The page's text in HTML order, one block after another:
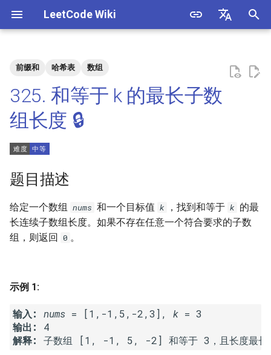
LeetCode Wiki
在
始
化
搜
索
擎
解法
方法一：哈希表 + 前缀和
4. 二维数组中的查找
5. 替换空格
6. 从尾到头打印链表
7. 重建二叉树
9. 用两个栈实现队列
10.2. 青蛙跳台阶问题
11. 旋转数组的最小数字
12. 矩阵中的路径
2. 二进制加法
3. 前 n 个数字二进制中 1 的个
数
4. 只出现一次的数字
5. 单词长度的最大乘积
6. 排序数组中两个数字之和
数组
9. 乘积小于 K 的子数组
1.2. 判定是否互为字符重排
1.3. URL 化
1.4. 回文排列
1.5. 一次编辑
1.6. 字符串压缩
1.8. 零矩阵
1.9. 字符串轮转
2.1. 移除重复节点
前缀和 哈希表 数组
325. 和等于 k 的最长子数
组长度 🔒
题目描述
给定一个数组 nums 和一个目标值 k ，找到和等于 k 的最
长连续子数组长度。如果不存在任意一个符合要求的子数
组，则返回 0 。
示例 1:
输入: nums = [1,-1,5,-2,3], k
输出:
解释: